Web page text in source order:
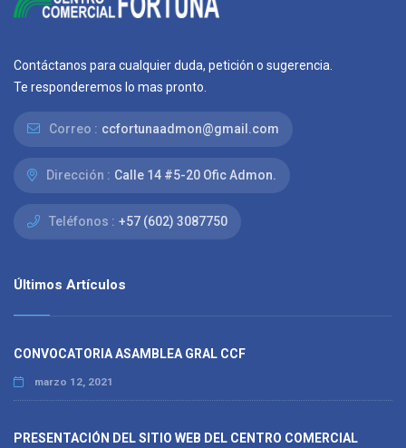
Contáctanos para cualquier duda, petición o sugerencia.
Te responderemos lo mas pronto.
Correo : ccfortunaadmon@gmail.com
Dirección : Calle 14 #5-20 Ofic Admon.
Teléfonos : +57 (602) 3087750
Últimos Artículos
CONVOCATORIA ASAMBLEA GRAL CCF
marzo 12, 2021
PRESENTACIÓN DEL SITIO WEB DEL CENTRO COMERCIAL